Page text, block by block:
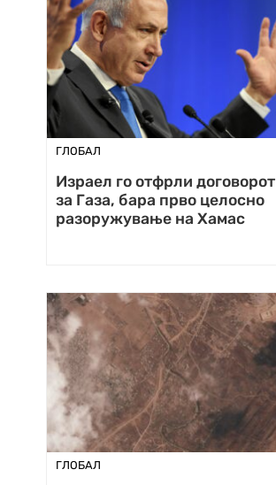
ГЛОБАЛ
Израел го отфрли договорот
за Газа, бара прво целосно
разоружување на Хамас
ГЛОБАЛ